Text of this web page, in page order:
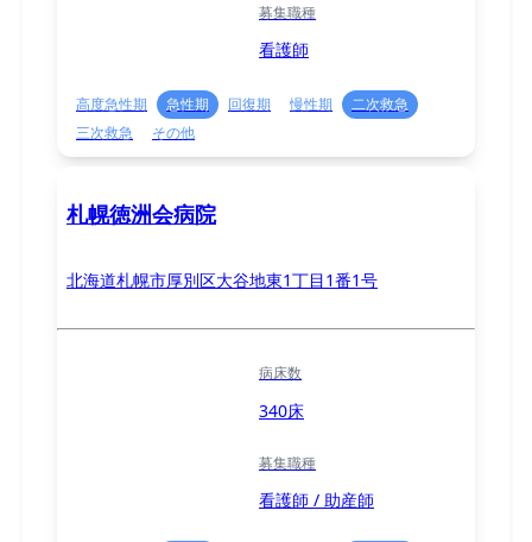
募集職種
看護師
高度急性期 急性期 回復期 慢性期
二次救急
三次救急
その他
札幌徳洲会病院
北海道札幌市厚別区大谷地東1丁目1番1号
病床数
340床
募集職種
看護師 / 助産師